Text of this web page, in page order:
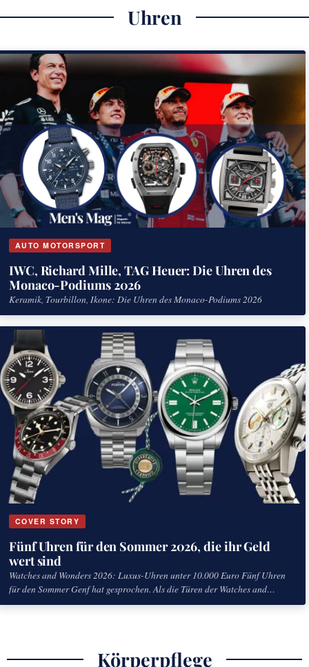
Uhren
AUTO MOTORSPORT
IWC, Richard Mille, TAG Heuer: Die Uhren des
Monaco-Podiums 2026
Keramik, Tourbillon, Ikone: Die Uhren des Monaco-Podiums 2026
COVER STORY
Fünf Uhren für den Sommer 2026, die ihr Geld
wert sind
Watches and Wonders 2026: Luxus-Uhren unter 10.000 Euro Fünf Uhren
für den Sommer Genf hat gesprochen. Als die Türen der Watches and
Wonders 2026
Körperpflege